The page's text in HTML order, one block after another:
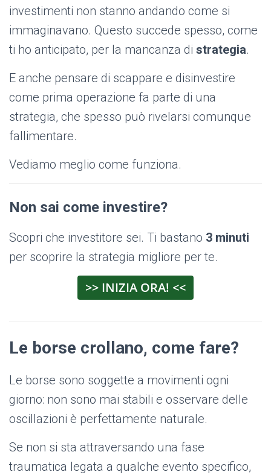
investimenti non stanno andando come si
immaginavano. Questo succede spesso, come
ti ho anticipato, per la mancanza di strategia.
E anche pensare di scappare e disinvestire
come prima operazione fa parte di una
strategia, che spesso può rivelarsi comunque
fallimentare.
Vediamo meglio come funziona.
Non sai come investire?
Scopri che investitore sei. Ti bastano 3 minuti
per scoprire la strategia migliore per te.
>> INIZIA ORA! <<
Le borse crollano, come fare?
Le borse sono soggette a movimenti ogni
giorno: non sono mai stabili e osservare delle
oscillazioni è perfettamente naturale.
Se non si sta attraversando una fase
traumatica legata a qualche evento specifico,